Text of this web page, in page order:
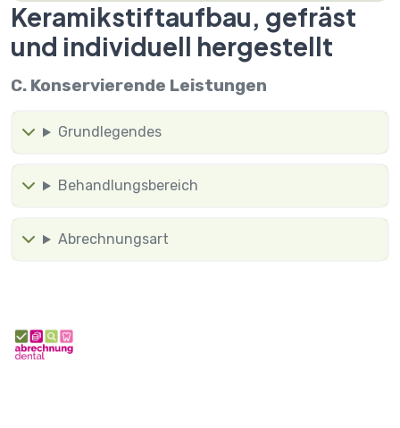
Keramikstiftaufbau, gefräst
und individuell hergestellt
C. Konservierende Leistungen
Grundlegendes
Behandlungsbereich
Abrechnungsart